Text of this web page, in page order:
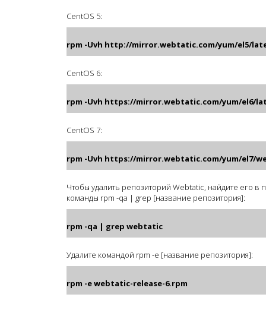
CentOS 5:
rpm -Uvh http://mirror.webtatic.com/yum/el5/
CentOS 6:
rpm -Uvh https://mirror.webtatic.com/yum/el6/
CentOS 7:
rpm -Uvh https://mirror.webtatic.com/yum/el7/
Чтобы удалить репозиторий Webtatic, найдите его
команды rpm -qa | grep [название репозитория]:
rpm -qa | grep webtatic
Удалите командой rpm -e [название репозитория]:
rpm -e webtatic-release-6.rpm